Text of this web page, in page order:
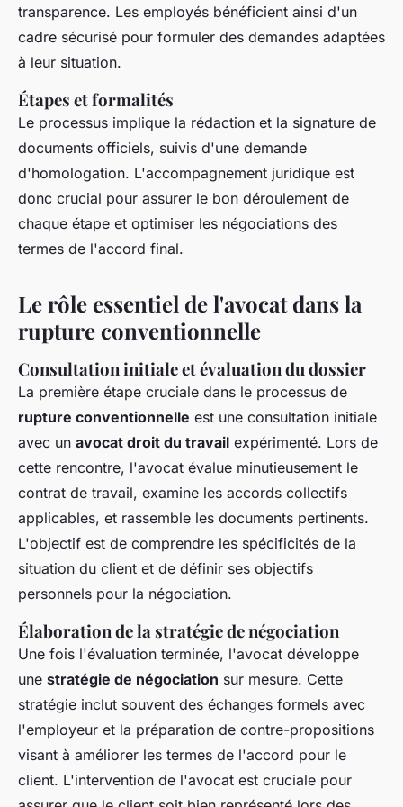
transparence. Les employés bénéficient ainsi d'un
cadre sécurisé pour formuler des demandes adaptées
à leur situation.
Étapes et formalités
Le processus implique la rédaction et la signature de
documents officiels, suivis d'une demande
d'homologation. L'accompagnement juridique est
donc crucial pour assurer le bon déroulement de
chaque étape et optimiser les négociations des
termes de l'accord final.
Le rôle essentiel de l'avocat dans la
rupture conventionnelle
Consultation initiale et évaluation du dossier
La première étape cruciale dans le processus de
rupture conventionnelle est une consultation initiale
avec un avocat droit du travail expérimenté. Lors de
cette rencontre, l'avocat évalue minutieusement le
contrat de travail, examine les accords collectifs
applicables, et rassemble les documents pertinents.
L'objectif est de comprendre les spécificités de la
situation du client et de définir ses objectifs
personnels pour la négociation.
Élaboration de la stratégie de négociation
Une fois l'évaluation terminée, l'avocat développe
une stratégie de négociation sur mesure. Cette
stratégie inclut souvent des échanges formels avec
l'employeur et la préparation de contre-propositions
visant à améliorer les termes de l'accord pour le
client. L'intervention de l'avocat est cruciale pour